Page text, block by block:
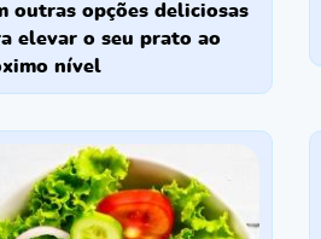
outras opções deliciosas
elevar o seu prato ao
nível